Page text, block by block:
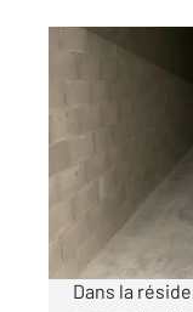
24 m
Parking à
136
par mois
Dans la